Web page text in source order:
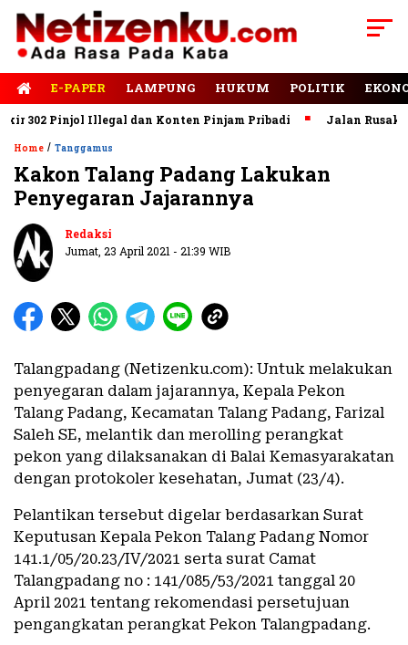
E-PAPER LAMPUNG HUKUM POLITIK
Pinjol Illegal dan Konten Pinjam Pribadi Jalan Rusak
Home / Tanggamus
Kakon Talang Padang Lakukan
Penyegaran Jajarannya
Redaksi
Jumat, 23 April 2021 - 21:39 WIB
Talangpadang (Netizenku.com): Untuk melakukan
penyegaran dalam jajarannya, Kepala Pekon
Talang Padang, Kecamatan Talang Padang, Farizal
Saleh SE, melantik dan merolling perangkat
pekon yang dilaksanakan di Balai Kemasyarakatan
dengan protokoler kesehatan, Jumat (23/4).
Pelantikan tersebut digelar berdasarkan Surat
Keputusan Kepala Pekon Talang Padang Nomor
141.1/05/20.23/IV/2021 serta surat Camat
Talangpadang no : 141/085/53/2021 tanggal 20
April 2021 tentang rekomendasi persetujuan
pengangkatan perangkat Pekon Talangpadang.